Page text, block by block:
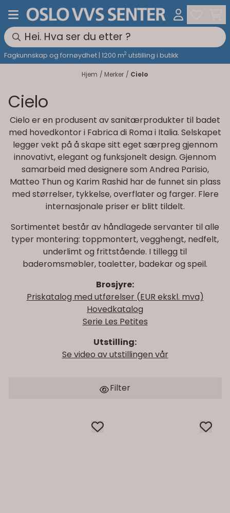
Hopp til innhold
Fagkunnskap og fornøydhet | 1200 m2 utstilling i butikk
Hjem / Merker / Cielo
Cielo
Cielo er en produsent av sanitærprodukter til badet
med hovedkontor i Fabrica di Roma i Italia. Selskapet
legger vekt på å skape sitt eget særpreg gjennom
innovativt, elegant og funksjonelt design. Gjennom
samarbeid med designere som Andrea Parisio,
Matteo Thun og Karim Rashid har de funnet sin plass
med størrelser, tykkelse, overflater og farger. Flere
internasjonale priser er blitt tildelt.
Sortimentet består av håndlagede servanter til alle
typer montering: toppmontert, vegghengt, nedfelt,
underlimt og frittstående. I tillegg til
baderomsmøbler, toaletter, badekar og speil.
Brosjyre:
Priskatalog med utførelser (EUR ekskl. mva)
Hovedkatalog
Serie Les Petites
Utstilling:
Se video av utstillingen vår
Filter